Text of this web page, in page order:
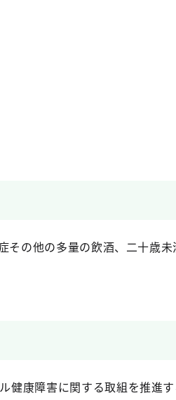
の他の多量の飲酒、二十歳未
健康障害に関する取組を推進